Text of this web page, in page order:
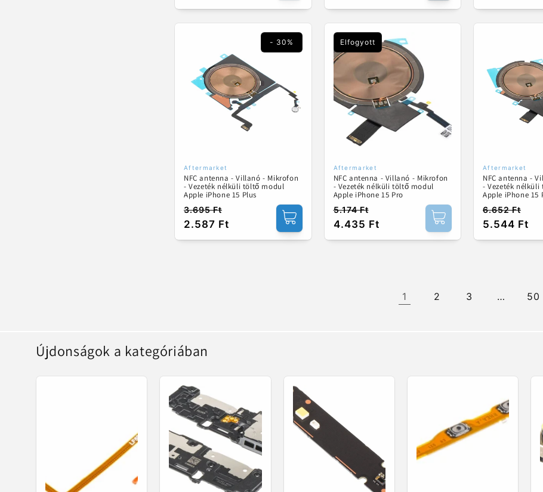
ár
ár
- 30%
Forgalmazó:
Aftermarket
NFC antenna - Villanó - Mikrofon
- Vezeték nélküli töltő modul
Apple iPhone 15 Plus
Normál
3.695 Ft
Akciós
2.587 Ft
Elfogyott
Forgalmazó:
Aftermarket
NFC antenna - Villanó - Mikrofon
- Vezeték nélküli töltő modul
Apple iPhone 15 Pro
Normál
5.174 Ft
Akciós
4.435 Ft
Forgalmazó:
Aftermarket
NFC antenna -
- Vezeték
Apple iPhone 15
Normál
6.652 Ft
Akciós
5.544 Ft
1 2 3 … 50
Újdonságok a kategóriában